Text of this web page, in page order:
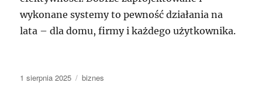
wykonane systemy to pewność działania na
lata – dla domu, firmy i każdego użytkownika.
Data
1 sierpnia 2025 Kategorie
biznes